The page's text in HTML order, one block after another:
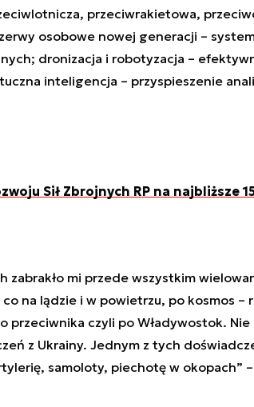
przeciwrakietowa,
osobowe nowej generacji –
dronizacja i robotyzacja –
inteligencja – przyspieszenie
Sił Zbrojnych RP na najbliższe
zabrakło mi przede wszystkim
na lądzie i w powietrzu, po kosmos –
przeciwnika czyli po Władywostok.
z Ukrainy. Jednym z tych
samoloty, piechotę w okopach”